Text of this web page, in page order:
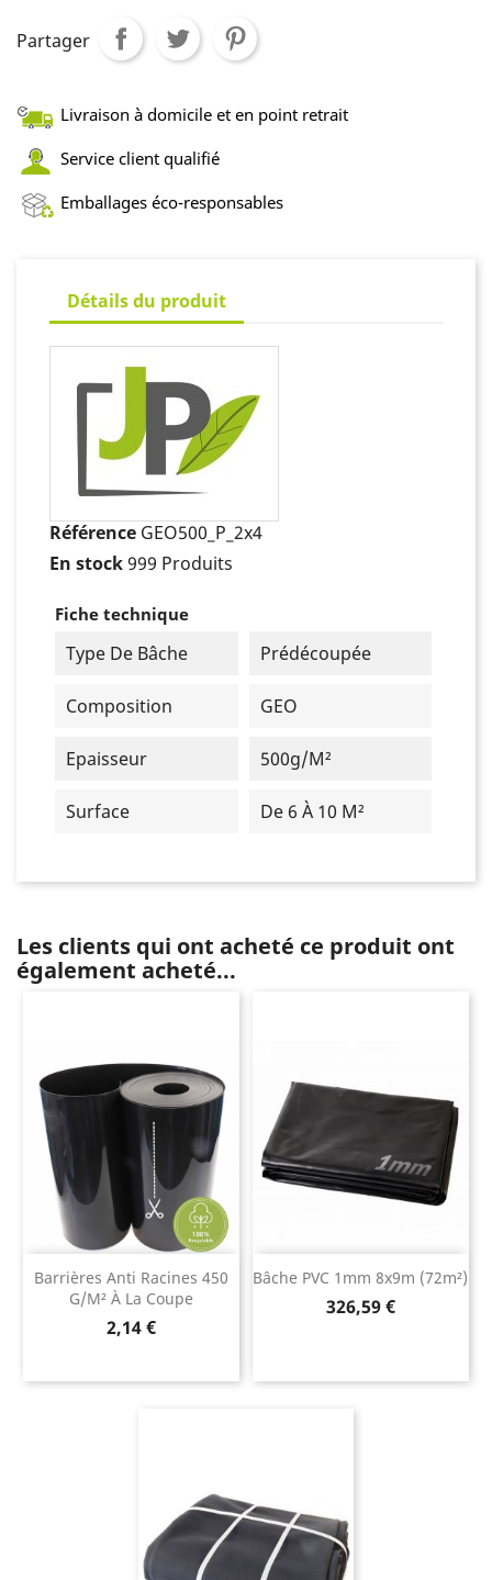
Partager
Livraison à domicile et en point retrait
Service client qualifié
Emballages éco-responsables
Détails du produit
Référence GEO500_P_2x4
En stock999 Produits
Fiche technique
Type De Bâche Prédécoupée
Composition GEO
Epaisseur 500g/m²
Surface De 6 À 10 M²
Les clients qui ont acheté ce produit ont
également acheté...
Barrières Anti Racines 450
G/m² À La Coupe
Prix
2,14 €
Bâche PVC 1mm 8x9m (72m²)
Prix
326,59 €